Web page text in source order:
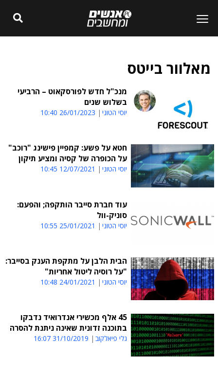
מאלוור בייטס
מנכ"ל חדש לפורסקאוט – הרביעי
בשלוש שנים
יוסי הטוני 26/01/2023 10:40
חטא על פשע: קמפיין פישינג "רוכב"
על הכופרה של קסיה ומציע תיקון
יוסי הטוני 12/07/2021 10:45
עוד חברת סייבר הותקפה; והפעם:
סוניק-וול
יוסי הטוני 25/01/2021 10:55
הבית הלבן על מתקפת הענק בסייבר:
"על רוסיה ליטול אחריות"
יוסי הטוני 24/01/2021 10:48
45 אלף מכשירי אנדרואיד נדבקו
בתוכנה זדונית שאינה ניתנת להסרה
גלי פיאלקוב 31/10/2019 16:07